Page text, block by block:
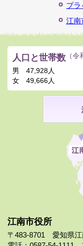
プラ
江南
江南市役所
〒483-8701 愛知県江
人口と世帯数 （
男
47,928人
女
49,666人